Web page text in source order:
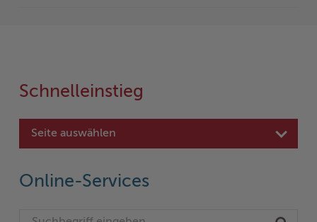
Schnelleinstieg
Seite auswählen
Online-Services